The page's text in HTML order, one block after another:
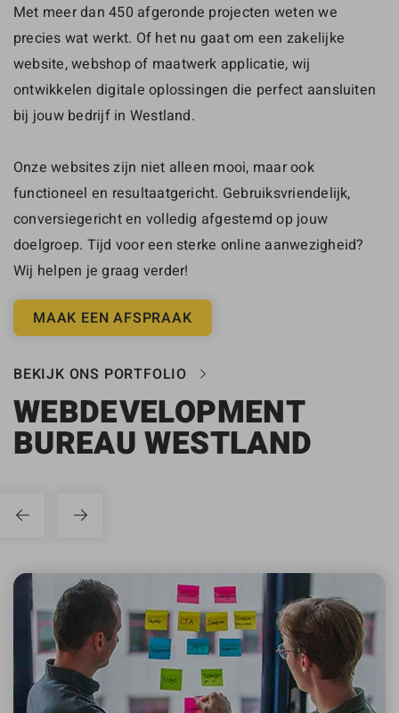
Met meer dan 450 afgeronde projecten weten we
precies wat werkt. Of het nu gaat om een zakelijke
website, webshop of maatwerk applicatie, wij
ontwikkelen digitale oplossingen die perfect aansluiten
bij jouw bedrijf in Westland.
Onze websites zijn niet alleen mooi, maar ook
functioneel en resultaatgericht. Gebruiksvriendelijk,
conversiegericht en volledig afgestemd op jouw
doelgroep. Tijd voor een sterke online aanwezigheid?
Wij helpen je graag verder!
MAAK EEN AFSPRAAK
BEKIJK ONS PORTFOLIO
WEBDEVELOPMENT
BUREAU WESTLAND